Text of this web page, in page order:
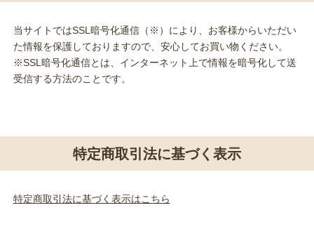
当サイトではSSL暗号化通信（※）により、お客様からいただい
た情報を保護しておりますので、安心してお買い物ください。
※SSL暗号化通信とは、インターネット上で情報を暗号化して送
受信する方法のことです。
特定商取引法に基づく表示
特定商取引法に基づく表示はこちら